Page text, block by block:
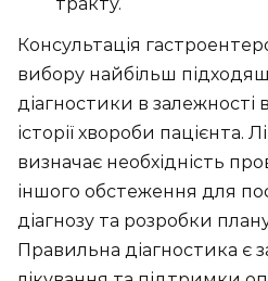
Консультація
вибору найбільш
діагностики в залежності
історії хвороби пацієнта.
визначає необхідність
іншого обстеження для
діагнозу та розробки
Правильна діагностика є